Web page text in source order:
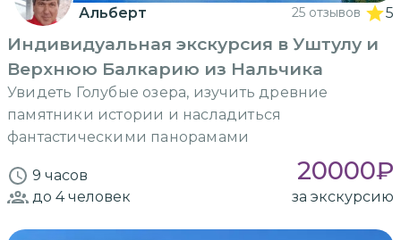
Альберт 25 отзывов 5
Индивидуальная экскурсия в Уштулу и
Верхнюю Балкарию из Нальчика
Увидеть Голубые озера, изучить древние
памятники истории и насладиться
фантастическими панорамами
9 часов 20000₽
до 4человек за экскурсию